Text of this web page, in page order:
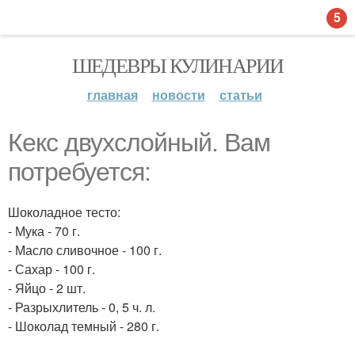
ШЕДЕВРЫ КУЛИНАРИИ
главная новости статьи
Кекс двухслойный. Вам
потребуется:
Шоколадное тесто:
- Мука - 70 г.
- Масло сливочное - 100 г.
- Сахар - 100 г.
- Яйцо - 2 шт.
- Разрыхлитель - 0, 5 ч. л.
- Шоколад темный - 280 г.
5